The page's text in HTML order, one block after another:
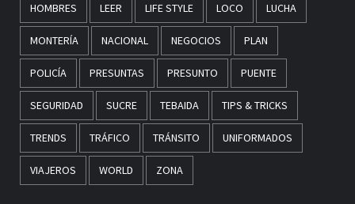
HOMBRES LEER LIFE STYLE LOCO LUCHA
MONTERÍA NACIONAL NEGOCIOS PLAN
POLICÍA PRESUNTAS PRESUNTO PUENTE
SEGURIDAD SUCRE TEBAIDA TIPS & TRICKS
TRENDS TRÁFICO TRÁNSITO UNIFORMADOS
VIAJEROS WORLD ZONA